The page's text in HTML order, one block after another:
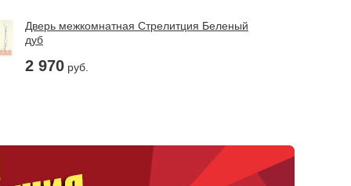
Дверь межкомнатная Стрелитция Беленый
дуб
2 970 руб.